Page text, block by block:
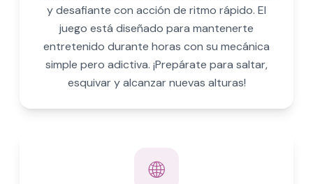
y desafiante con acción de ritmo rápido. El
juego está diseñado para mantenerte
entretenido durante horas con su mecánica
simple pero adictiva. ¡Prepárate para saltar,
esquivar y alcanzar nuevas alturas!
🌐